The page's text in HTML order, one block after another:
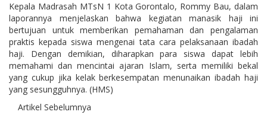
Kepala Madrasah MTsN 1 Kota Gorontalo, Rommy Bau, dalam
laporannya menjelaskan bahwa kegiatan manasik haji ini
bertujuan untuk memberikan pemahaman dan pengalaman
praktis kepada siswa mengenai tata cara pelaksanaan ibadah
haji. Dengan demikian, diharapkan para siswa dapat lebih
memahami dan mencintai ajaran Islam, serta memiliki bekal
yang cukup jika kelak berkesempatan menunaikan ibadah haji
yang sesungguhnya. (HMS)
Artikel Sebelumnya